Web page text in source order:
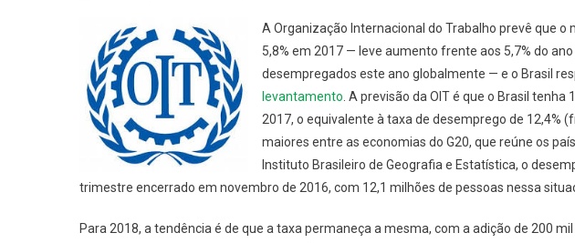
Responderá
Por
35%
Dos
Novos
Desempregados
Do
Mundo
A Organização Internacional do Trabalho prevê que
5,8% em 2017 — leve aumento frente aos 5,7% do
desempregados este ano globalmente — e o Brasil
levantamento . A previsão da OIT é que o Brasil
2017, o equivalente à taxa de desemprego de 12,4%
maiores entre as economias do G20, que reúne os
Instituto Brasileiro de Geografia e Estatística, o
trimestre encerrado em novembro de 2016, com 12,1 milhões de pessoas nessa
Para 2018, a tendência é de que a taxa permaneça a mesma, com a adição de 200